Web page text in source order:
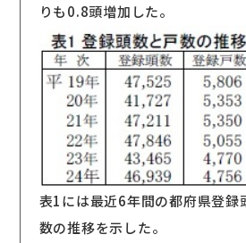
りも0.8頭増加した。
表1には最近6年間の都府県登録
数の推移を示した。